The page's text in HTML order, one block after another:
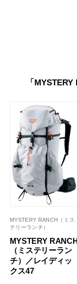
「
MYSTERY RANCH（ミス
テリーランチ）
MYSTERY RANCH
（ミステリーラン
チ）／レイディッ
クス47